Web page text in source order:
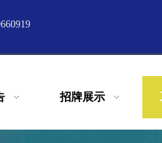
招牌展示